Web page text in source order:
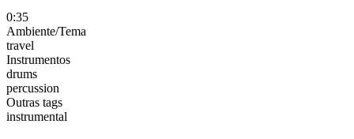
0:35
Ambiente/Tema
travel
Instrumentos
drums
percussion
Outras tags
instrumental